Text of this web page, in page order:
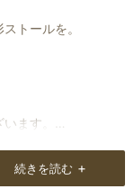
トールを。
ます。
す。
続きを読む +